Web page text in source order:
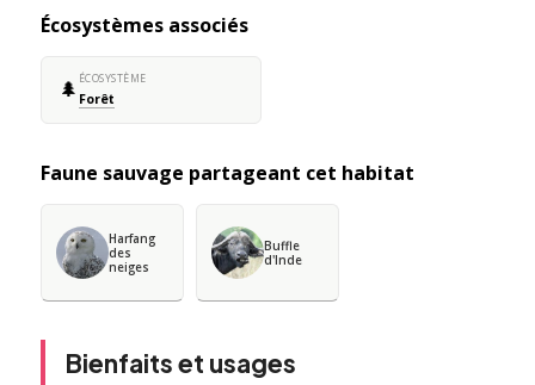
Écosystèmes associés
🌲 ÉCOSYSTÈME
Forêt
Faune sauvage partageant cet habitat
Harfang
des
neiges
Buffle
d'Inde
Bienfaits et usages